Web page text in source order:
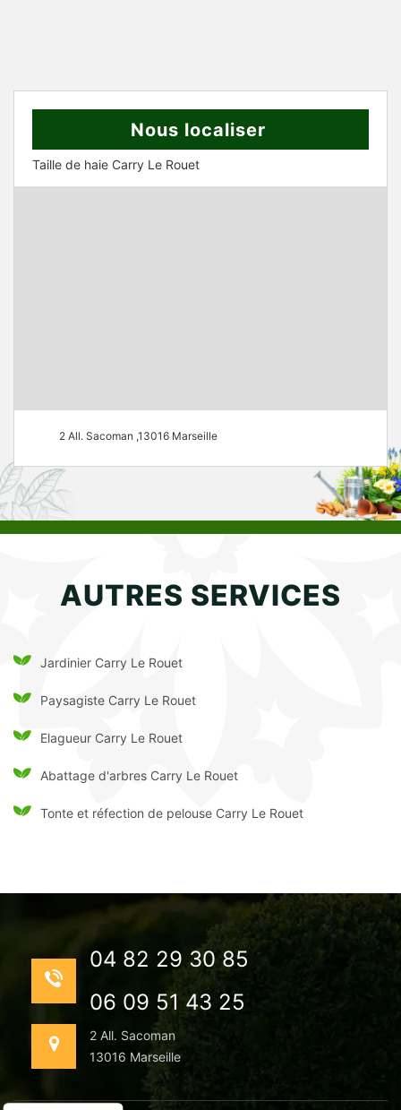
Nous localiser
Taille de haie Carry Le Rouet
2 All. Sacoman ,13016 Marseille
AUTRES SERVICES
Jardinier Carry Le Rouet
Paysagiste Carry Le Rouet
Elagueur Carry Le Rouet
Abattage d'arbres Carry Le Rouet
Tonte et réfection de pelouse Carry Le Rouet
04 82 29 30 85
06 09 51 43 25
2 All. Sacoman
13016 Marseille